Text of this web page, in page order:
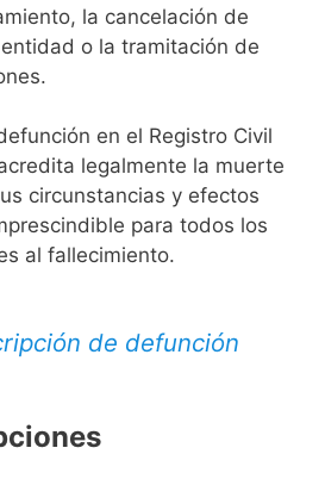
la cancelación de
o la tramitación de
en el Registro Civil
legalmente la muerte
circunstancias y efectos
para todos los
al fallecimiento.
de defunción